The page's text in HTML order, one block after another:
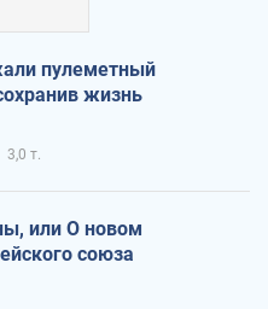
пулеметный
жизнь
3,0 т.
или О новом
союза